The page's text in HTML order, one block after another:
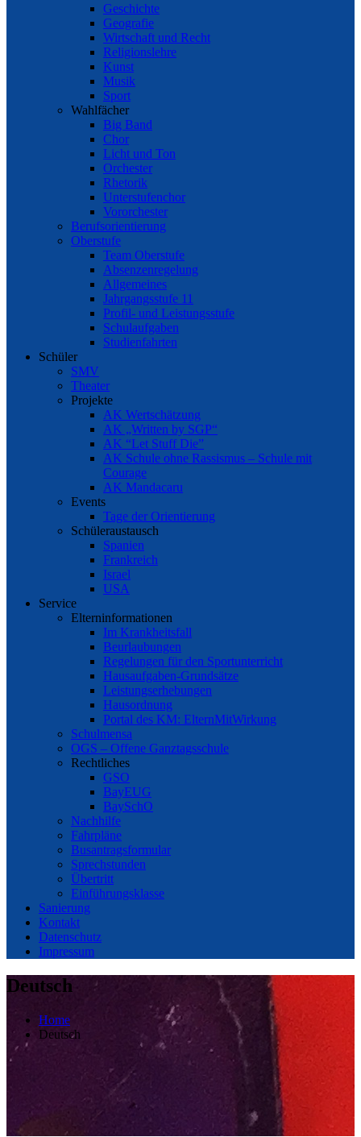
Geschichte
Geografie
Wirtschaft und Recht
Religionslehre
Kunst
Musik
Sport
Wahlfächer
Big Band
Chor
Licht und Ton
Orchester
Rhetorik
Unterstufenchor
Vororchester
Berufsorientierung
Oberstufe
Team Oberstufe
Absenzenregelung
Allgemeines
Jahrgangsstufe 11
Profil- und Leistungsstufe
Schulaufgaben
Studienfahrten
Schüler
SMV
Theater
Projekte
AK Wertschätzung
AK „Written by SGP“
AK “Let Stuff Die”
AK Schule ohne Rassismus – Schule mit
Courage
AK Mandacaru
Events
Tage der Orientierung
Schüleraustausch
Spanien
Frankreich
Israel
USA
Service
Elterninformationen
Im Krankheitsfall
Beurlaubungen
Regelungen für den Sportunterricht
Hausaufgaben-Grundsätze
Leistungserhebungen
Hausordnung
Portal des KM: ElternMitWirkung
Schulmensa
OGS – Offene Ganztagsschule
Rechtliches
GSO
BayEUG
BaySchO
Nachhilfe
Fahrpläne
Busantragsformular
Sprechstunden
Übertritt
Einführungsklasse
Sanierung
Kontakt
Datenschutz
Impressum
Deutsch
Home
Deutsch